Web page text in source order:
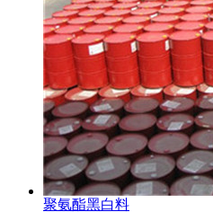
聚氨酯黑白料